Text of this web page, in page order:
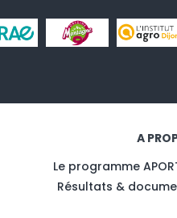
A
Le programme
Résultats &